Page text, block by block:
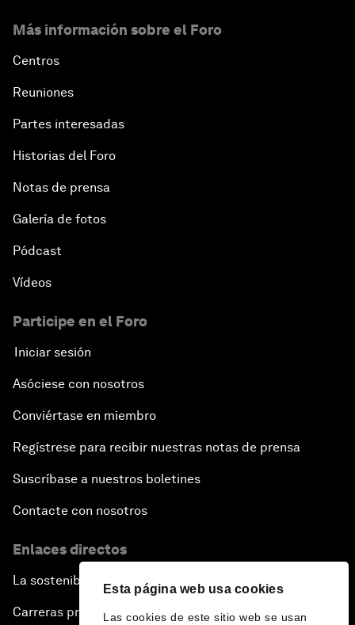
Esta página web usa cookies
Las cookies de este sitio web se usan
Más información sobre el Foro
Centros
Reuniones
Partes interesadas
Historias del Foro
Notas de prensa
Galería de fotos
Pódcast
Vídeos
Participe en el Foro
Iniciar sesión
Asóciese con nosotros
Conviértase en miembro
Regístrese para recibir nuestras notas de prensa
Suscríbase a nuestros boletines
Contacte con nosotros
Enlaces directos
La sostenibilidad en el Foro
Carreras profesionales